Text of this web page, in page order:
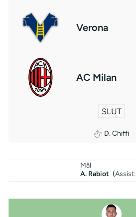
Verona
AC Milan
SLUT
D. Chiffi
Mål
A. Rabiot (Assist: